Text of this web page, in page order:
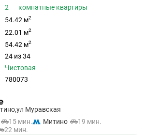
2 — комнатные квартиры
54.42 м2
22.01 м2
54.42 м2
24 из 34
Чистовая
780073
ул Муравская
15 мин. Митино
19 мин.
22 мин.